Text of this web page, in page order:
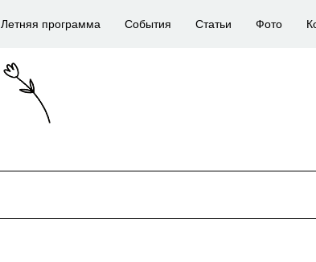
Летняя программа События Статьи Фото